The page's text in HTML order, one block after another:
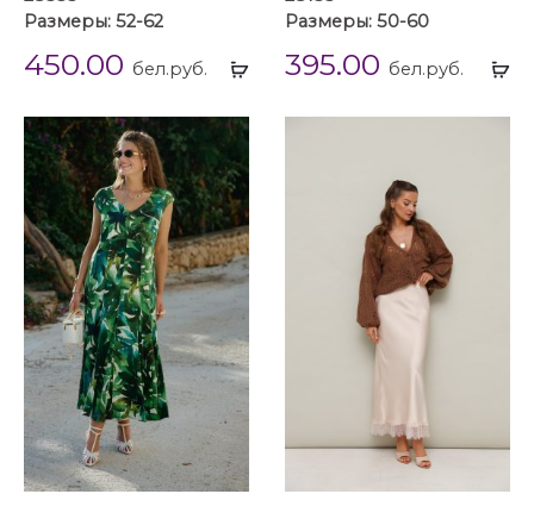
Выбрать
Размеры: 52-62
450.00 бел.руб.
Размеры: 50-60
395.00 бел.руб.